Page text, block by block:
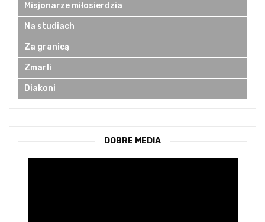
Misjonarze miłosierdzia
Na studiach
Za granicą
Zmarli
Diakoni
DOBRE MEDIA